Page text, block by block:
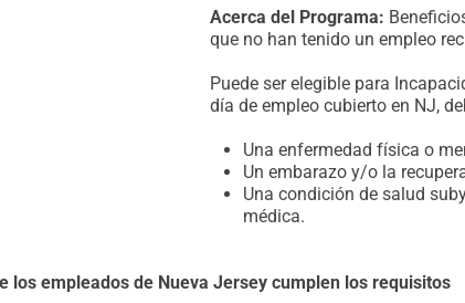
Acerca del Programa:
que no han tenido un empleo
Puede ser elegible para
día de empleo cubierto en NJ,
Una enfermedad física o
Un embarazo y/o la
Una condición de salud
médica.
los empleados de Nueva Jersey cumplen los requisitos